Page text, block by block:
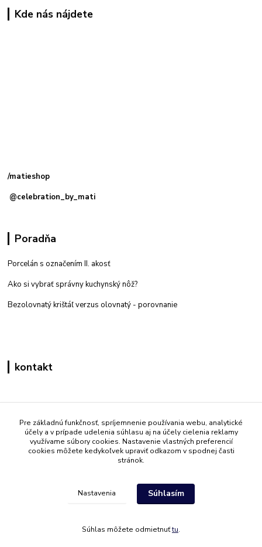
Kde nás nájdete
/matieshop
@celebration_by_mati
Poradňa
Porcelán s označením II. akosť
Ako si vybrať správny kuchynský nôž?
Bezolovnatý krištáľ verzus olovnatý - porovnanie
kontakt
+421 908 861 051
(Po - Pia 7:30-15:30)
info@mati.sk
Pre základnú funkčnosť, spríjemnenie používania webu, analytické
účely a v prípade udelenia súhlasu aj na účely cielenia reklamy
využívame súbory cookies. Nastavenie vlastných preferencií
cookies môžete kedykoľvek upraviť odkazom v spodnej časti
stránok.
Nastavenia Súhlasím
Súhlas môžete odmietnuťtu.